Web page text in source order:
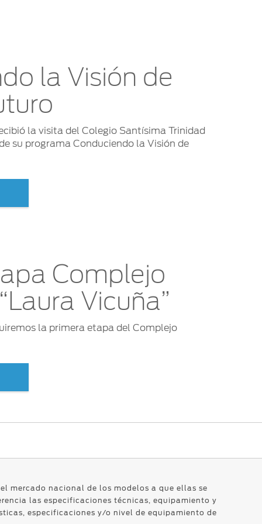
la Visión de
la visita del Colegio Santísima Trinidad
su programa Conduciendo la Visión de
Complejo
Vicuña”
la primera etapa del Complejo
mercado nacional de los modelos a que ellas se
las especificaciones técnicas, equipamiento y
especificaciones y/o nivel de equipamiento de